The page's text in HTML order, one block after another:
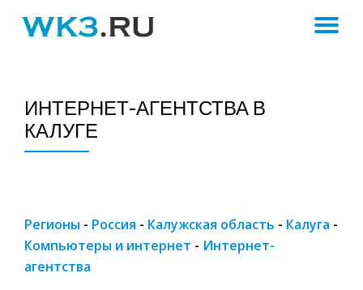
ИНТЕРНЕТ-АГЕНТСТВА В
КАЛУГЕ
Регионы - Россия - Калужская область - Калуга -
Компьютеры и интернет - Интернет-
агентства